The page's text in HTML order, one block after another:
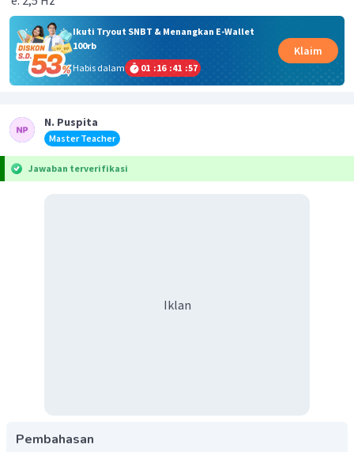
Ikuti Tryout SNBT & Menangkan E-Wallet
100rb
Habis dalam
01 :16 :41 :57
Klaim
N. Puspita
Master Teacher
Jawaban terverifikasi
Iklan
Pembahasan